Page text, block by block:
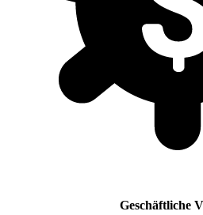
Geschäftliche